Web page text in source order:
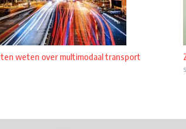
weten over multimodaal transport